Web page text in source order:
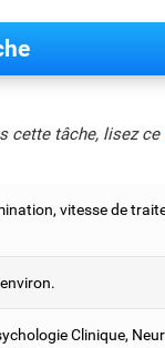
cette tâche, lisez ce
vitesse de
Clinique,